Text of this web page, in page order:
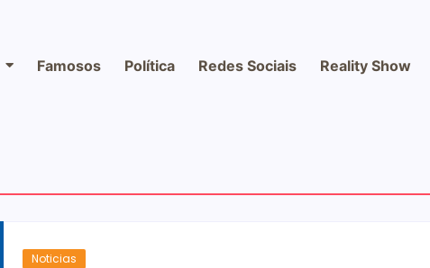
Famosos Política Redes Sociais Reality Show
Noticias